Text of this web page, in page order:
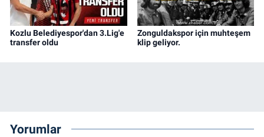
Kozlu Belediyespor'dan 3.Lig'e
transfer oldu
Zonguldakspor için muhteşem
klip geliyor.
Yorumlar